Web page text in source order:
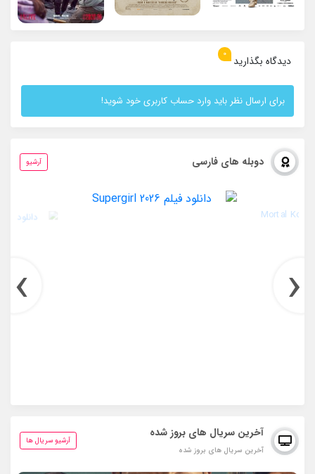
دیدگاه بگذارید 0
برای ارسال نظر باید وارد حساب کاربری خود شوید!
دوبله های فارسی آرشیو
‹
›
آخرین سریال های بروز شده
آخرین سریال های بروز شده
آرشیو سریال ها